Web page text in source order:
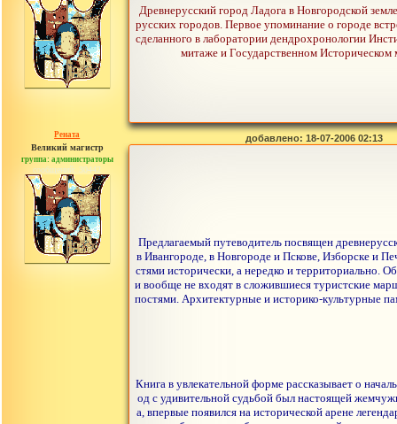
Древнерусский город Ладога в Новгородской
русских городов. Первое упоминание о городе
сделанного в лаборатории дендрохронологии
митаже и Государственном Историческом
Рената
Великий магистр
группа: администраторы
сообщений: 30442
добавлено: 18-07-2006 02:13
Предлагаемый путеводитель посвящен
в Ивангороде, в Новгороде и Пскове, Изборске и
стями исторически, а нередко и территориально.
и вообще не входят в сложившиеся туристские
постями. Архитектурные и историко-культурные
Книга в увлекательной форме рассказывает о
од с удивительной судьбой был настоящей
а, впервые появился на исторической арене